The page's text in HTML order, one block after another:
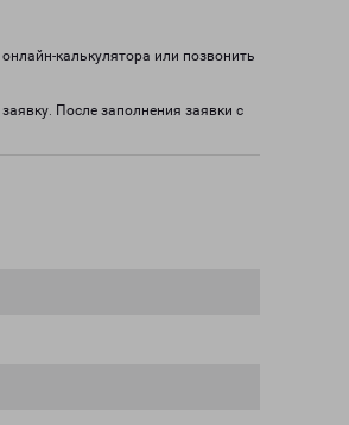
калькулятора или позвонить
После заполнения заявки с